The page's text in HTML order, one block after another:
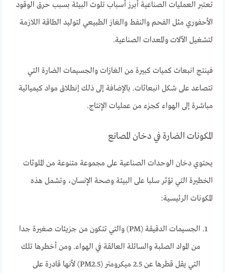
تعتبر العمليات الصناعية أبرز أسباب تلوث البيئة بسبب حرق الوقود
الأحفوري مثل الفحم والنفط والغاز الطبيعي لتوليد الطاقة اللازمة
لتشغيل الآلات والمعدات الصناعية.
فينتج انبعاث كميات كبيرة من الغازات والجسيمات الضارة التي
تتصاعد على شكل انبعاثات. بالإضافة إلى ذلك إنطلاق مواد كيميائية
مباشرة إلى الهواء كجزء من عمليات الإنتاج.
المكونات الضارة في دخان المصانع
يحتوي دخان الوحدات الصناعية على مجموعة متنوعة من الملوثات
الخطيرة التي تؤثر سلبا على البيئة وصحة الإنسان، وتشمل هذه
المكونات الرئيسية:
الجسيمات الدقيقة (PM) والتي تتكون من جزيئات صغيرة جدا
من المواد الصلبة والسائلة العالقة في الهواء. ومن أخطرها تلك
التي يقل قطرها عن 2.5 ميكرومتر (PM2.5) لأنها قادرة على